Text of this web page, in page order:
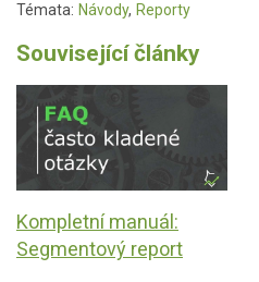
Témata: Návody, Reporty
Související články
Kompletní manuál:
Segmentový report